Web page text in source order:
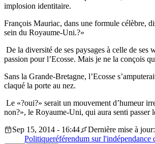
implosion identitaire.
François Mauriac, dans une formule célèbre,
sein du Royaume-Uni.?»
De la diversité de ses paysages à celle de ses
passion pour l’Ecosse. Mais je ne la conçois
Sans la Grande-Bretagne, l’Ecosse
claqué la porte au nez.
Le «?oui?» serait un mouvement d’humeur
non?», le Royaume-Uni, qui aura senti passer
Sep 15, 2014 - 16:44
Dernière mise à
Politiqueréférendum sur l'indépendance